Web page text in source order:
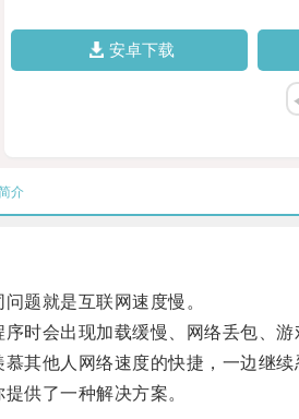
安卓下载
介
题就是互联网速度慢。
会出现加载缓慢、网络丢包、游
他人网络速度的快捷，一边继续
供了一种解决方案。